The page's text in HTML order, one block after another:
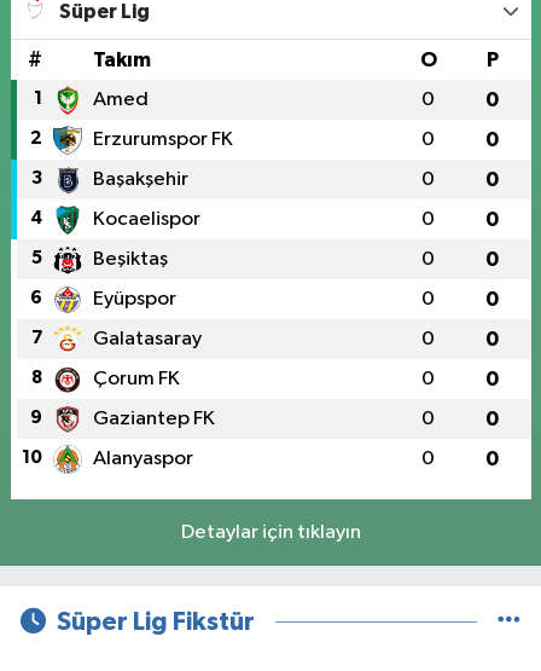
Süper Lig
# Takım O P
1 Amed 0 0
2 Erzurumspor FK 0 0
3 Başakşehir 0 0
4 Kocaelispor 0 0
5 Beşiktaş 0 0
6 Eyüpspor 0 0
7 Galatasaray 0 0
8 Çorum FK 0 0
9 Gaziantep FK 0 0
10 Alanyaspor 0 0
Detaylar için tıklayın
Süper Lig Fikstür